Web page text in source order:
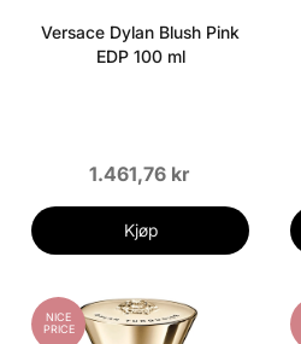
Versace Dylan Blush Pink
EDP 100 ml
1.461,76 kr
Kjøp
NICE
PRICE